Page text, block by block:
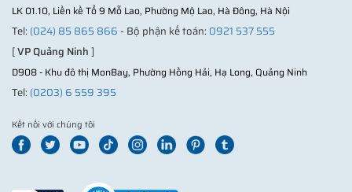
LK 01.10, Liền kề Tổ 9 Mỗ Lao, Phường Mộ Lao, Hà Đông, Hà Nội
Tel: (024) 85 865 866- Bộ phận kế toán: 0921 537 555
[VP Quảng Ninh]
D908 - Khu đô thị MonBay, Phường Hồng Hải, Hạ Long, Quảng Ninh
Tel: (0203) 6 559 395
Kết nối với chúng tôi